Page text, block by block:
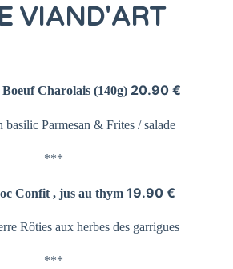
VIAND'ART
Charolais (140g) 20.90 €
basilic Parmesan & Frites / salade
***
Confit , jus au thym 19.90 €
Rôties aux herbes des garrigues
***